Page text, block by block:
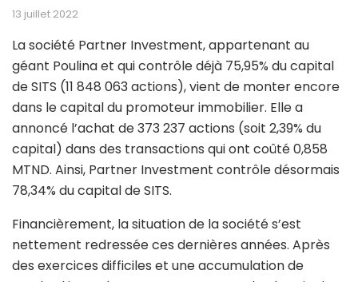
13 juillet 2022
La société Partner Investment, appartenant au
géant Poulina et qui contrôle déjà 75,95% du capital
de SITS (11 848 063 actions), vient de monter encore
dans le capital du promoteur immobilier. Elle a
annoncé l’achat de 373 237 actions (soit 2,39% du
capital) dans des transactions qui ont coûté 0,858
MTND. Ainsi, Partner Investment contrôle désormais
78,34% du capital de SITS.
Financièrement, la situation de la société s’est
nettement redressée ces dernières années. Après
des exercices difficiles et une accumulation de